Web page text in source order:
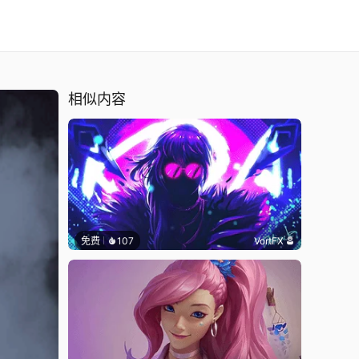
相似内容
免费 107 VortFX